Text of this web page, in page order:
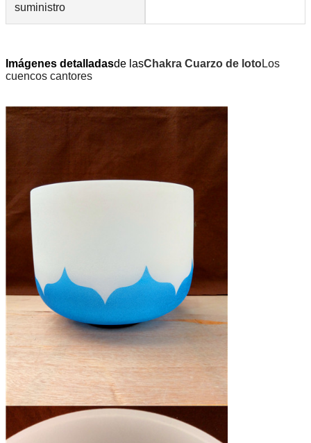
suministro
Imágenes detalladasde lasChakra Cuarzo de lotoLos
cuencos cantores